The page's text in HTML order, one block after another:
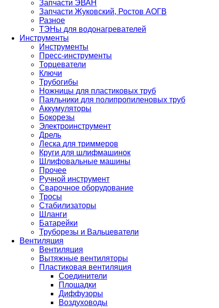
Запчасти ЭВАН
Запчасти Жуковский, Ростов АОГВ
Разное
ТЭНы для водонагревателей
Инструменты
Инструменты
Пресс-инструменты
Торцеватели
Ключи
Трубогибы
Ножницы для пластиковых труб
Паяльники для полипропиленовых труб
Аккумуляторы
Бокорезы
Электроинструмент
Дрель
Леска для триммеров
Круги для шлифмашинок
Шлифовальные машины
Прочее
Ручной инструмент
Сварочное оборудование
Тросы
Стабилизаторы
Шланги
Батарейки
Труборезы и Вальцеватели
Вентиляция
Вентиляция
Вытяжные вентиляторы
Пластиковая вентиляция
Соединители
Площадки
Диффузоры
Воздуховоды